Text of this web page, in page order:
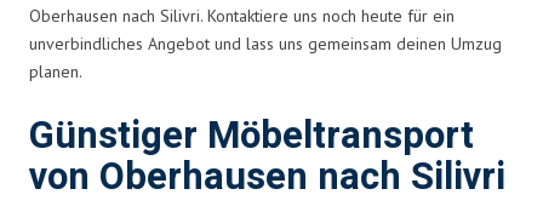
Oberhausen nach Silivri. Kontaktiere uns noch heute für ein
unverbindliches Angebot und lass uns gemeinsam deinen Umzug
planen.
Günstiger Möbeltransport
von Oberhausen nach Silivri